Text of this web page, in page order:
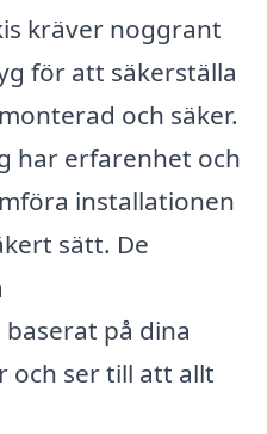
kräver noggrant
för att säkerställa
och säker.
har erfarenhet och
installationen
sätt. De
på dina
och ser till att allt